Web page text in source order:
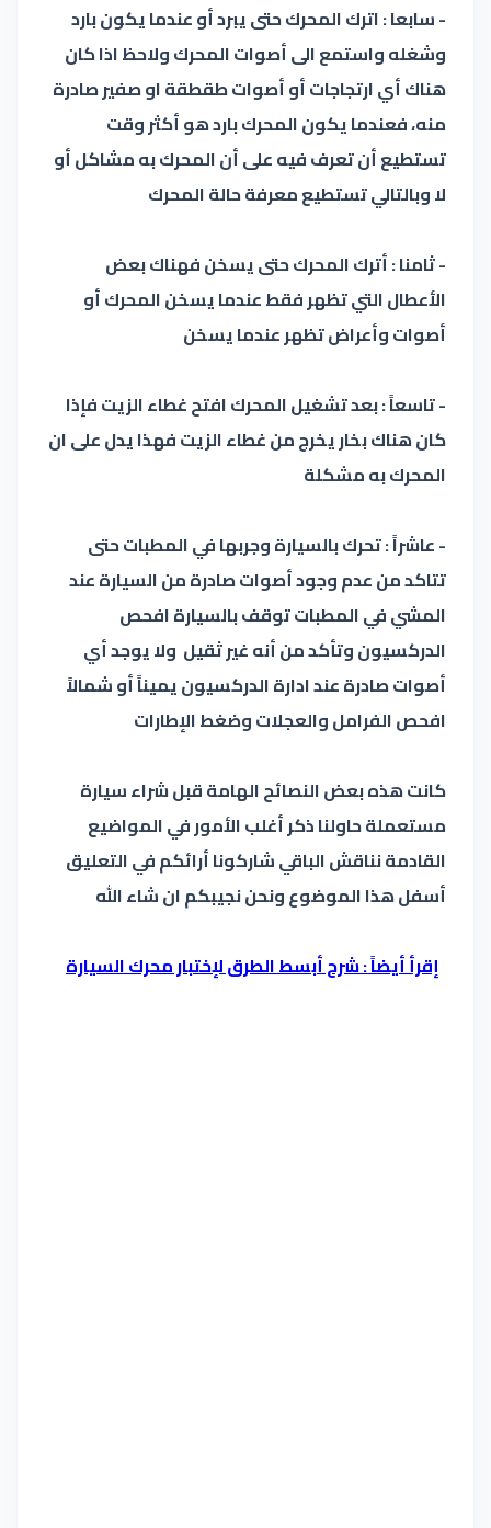
- سابعا : اترك المحرك حتى يبرد أو عندما يكون بارد
وشغله واستمع الى أصوات المحرك ولاحظ اذا كان
هناك أي ارتجاجات أو أصوات طقطقة او صفير صادرة
منه، فعندما يكون المحرك بارد هو أكثر وقت
تستطيع أن تعرف فيه على أن المحرك به مشاكل أو
لا وبالتالي تستطيع معرفة حالة المحرك
- ثامنا : أترك المحرك حتى يسخن فهناك بعض
الأعطال التي تظهر فقط عندما يسخن المحرك أو
أصوات وأعراض تظهر عندما يسخن
- تاسعاً : بعد تشغيل المحرك افتح غطاء الزيت فإذا
كان هناك بخار يخرج من غطاء الزيت فهذا يدل على ان
المحرك به مشكلة
- عاشراً : تحرك بالسيارة وجربها في المطبات حتى
تتاكد من عدم وجود أصوات صادرة من السيارة عند
المشي في المطبات توقف بالسيارة افحص
الدركسيون وتأكد من أنه غير ثقيل ولا يوجد أي
أصوات صادرة عند ادارة الدركسيون يميناً أو شمالاً
افحص الفرامل والعجلات وضغط الإطارات
كانت هذه بعض النصائح الهامة قبل شراء سيارة
مستعملة حاولنا ذكر أغلب الأمور في المواضيع
القادمة نناقش الباقي شاركونا أرائكم في التعليق
أسفل هذا الموضوع ونحن نجيبكم ان شاء الله
إقرأ أيضاً : شرح أبسط الطرق لإختبار محرك السيارة